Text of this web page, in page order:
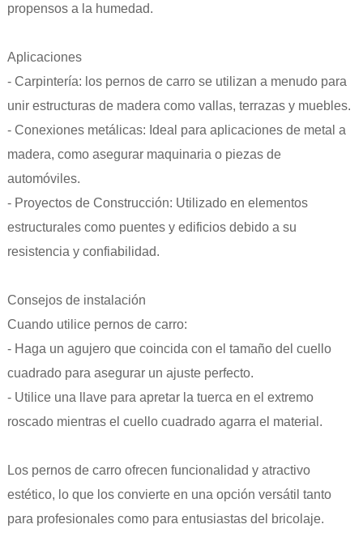
propensos a la humedad.
Aplicaciones
- Carpintería: los pernos de carro se utilizan a menudo para
unir estructuras de madera como vallas, terrazas y muebles.
- Conexiones metálicas: Ideal para aplicaciones de metal a
madera, como asegurar maquinaria o piezas de
automóviles.
- Proyectos de Construcción: Utilizado en elementos
estructurales como puentes y edificios debido a su
resistencia y confiabilidad.
Consejos de instalación
Cuando utilice pernos de carro:
- Haga un agujero que coincida con el tamaño del cuello
cuadrado para asegurar un ajuste perfecto.
- Utilice una llave para apretar la tuerca en el extremo
roscado mientras el cuello cuadrado agarra el material.
Los pernos de carro ofrecen funcionalidad y atractivo
estético, lo que los convierte en una opción versátil tanto
para profesionales como para entusiastas del bricolaje.